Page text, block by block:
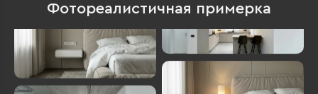
Фотореалистичная примерка